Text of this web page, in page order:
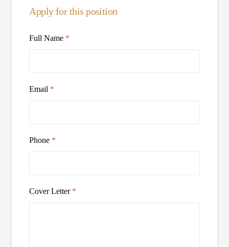
Apply for this position
Full Name *
Email *
Phone *
Cover Letter *